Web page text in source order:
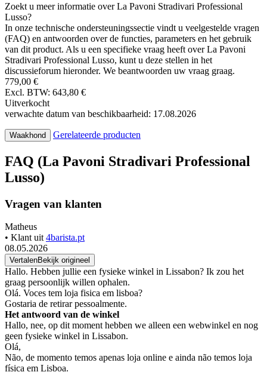
Zoekt u meer informatie over La Pavoni Stradivari Professional
Lusso?
In onze technische ondersteuningssectie vindt u veelgestelde vragen
(FAQ) en antwoorden over de functies, parameters en het gebruik
van dit product. Als u een specifieke vraag heeft over La Pavoni
Stradivari Professional Lusso, kunt u deze stellen in het
discussieforum hieronder. We beantwoorden uw vraag graag.
779,00 €
Excl. BTW: 643,80 €
Uitverkocht
verwachte datum van beschikbaarheid: 17.08.2026
Waakhond Gerelateerde producten
FAQ (La Pavoni Stradivari Professional
Lusso)
Vragen van klanten
Matheus
• Klant uit4barista.pt
08.05.2026
VertalenBekijk origineel
Hallo. Hebben jullie een fysieke winkel in Lissabon? Ik zou het
graag persoonlijk willen ophalen.
Olá. Voces tem loja fisica em lisboa?
Gostaria de retirar pessoalmente.
Het antwoord van de winkel
Hallo, nee, op dit moment hebben we alleen een webwinkel en nog
geen fysieke winkel in Lissabon.
Olá,
Não, de momento temos apenas loja online e ainda não temos loja
física em Lisboa.